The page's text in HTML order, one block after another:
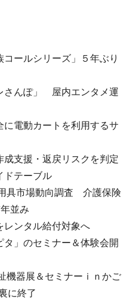
ールシリーズ」５年ぶり
さんぽ」 屋内エンタメ運
電動カートを利用するサ
支援・返戻リスクを判定
テーブル
具市場動向調査 介護保険
並み
ンタル給付対象へ
」のセミナー＆体験会開
機器展＆セミナーｉｎかご
に終了